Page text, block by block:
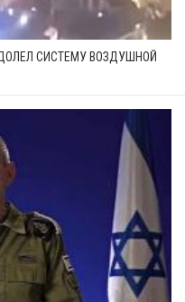
СИСТЕМУ ВОЗДУШНОЙ